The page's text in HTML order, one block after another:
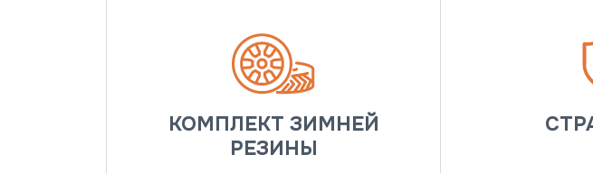
КОМПЛЕКТ ЗИМНЕЙ
РЕЗИНЫ